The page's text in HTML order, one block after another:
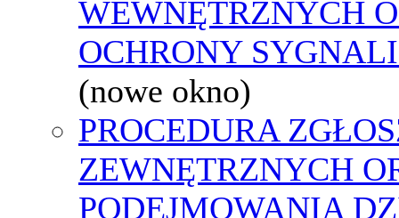
WEWNĘTRZNYCH
OCHRONY
(nowe okno)
PROCEDURA
ZEWNĘTRZNYCH
PODEJMOWANIA